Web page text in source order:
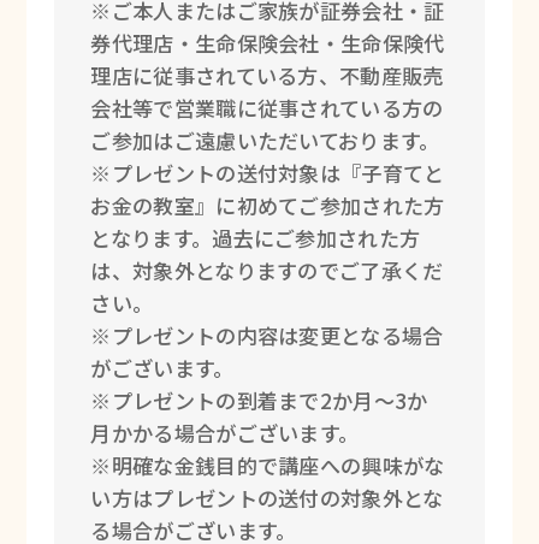
※ご本人またはご家族が証券会社・証
券代理店・生命保険会社・生命保険代
理店に従事されている方、不動産販売
会社等で営業職に従事されている方の
ご参加はご遠慮いただいております。
※プレゼントの送付対象は『子育てと
お金の教室』に初めてご参加された方
となります。過去にご参加された方
は、対象外となりますのでご了承くだ
さい。
※プレゼントの内容は変更となる場合
がございます。
※プレゼントの到着まで2か月～3か
月かかる場合がございます。
※明確な金銭目的で講座への興味がな
い方はプレゼントの送付の対象外とな
る場合がございます。